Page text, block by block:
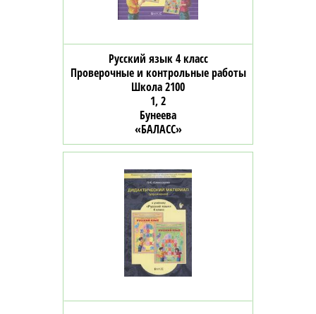
Русский язык 4 класс
Проверочные и контрольные работы
Школа 2100
1, 2
Бунеева
«БАЛАСС»